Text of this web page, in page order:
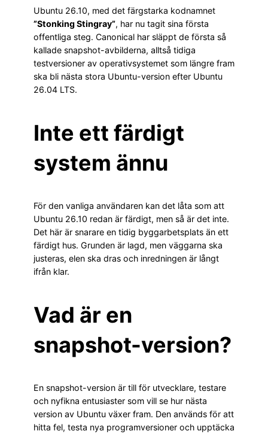
Ubuntu 26.10, med det färgstarka kodnamnet
”Stonking Stingray”, har nu tagit sina första
offentliga steg. Canonical har släppt de första så
kallade snapshot-avbilderna, alltså tidiga
testversioner av operativsystemet som längre fram
ska bli nästa stora Ubuntu-version efter Ubuntu
26.04 LTS.
Inte ett färdigt
system ännu
För den vanliga användaren kan det låta som att
Ubuntu 26.10 redan är färdigt, men så är det inte.
Det här är snarare en tidig byggarbetsplats än ett
färdigt hus. Grunden är lagd, men väggarna ska
justeras, elen ska dras och inredningen är långt
ifrån klar.
Vad är en
snapshot-version?
En snapshot-version är till för utvecklare, testare
och nyfikna entusiaster som vill se hur nästa
version av Ubuntu växer fram. Den används för att
hitta fel, testa nya programversioner och upptäcka